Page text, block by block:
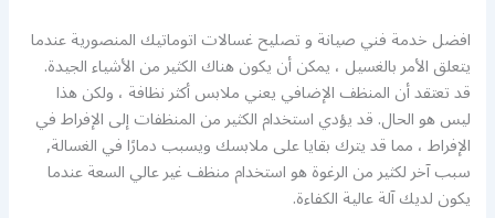
افضل خدمة فني صيانة و تصليح غسالات اتوماتيك المنصورية عندما
يتعلق الأمر بالغسيل ، يمكن أن يكون هناك الكثير من الأشياء الجيدة.
قد تعتقد أن المنظف الإضافي يعني ملابس أكثر نظافة ، ولكن هذا
ليس هو الحال. قد يؤدي استخدام الكثير من المنظفات إلى الإفراط في
الإفراط ، مما قد يترك بقايا على ملابسك ويسبب دمارًا في الغسالة,
سبب آخر لكثير من الرغوة هو استخدام منظف غير عالي السعة عندما
يكون لديك آلة عالية الكفاءة.